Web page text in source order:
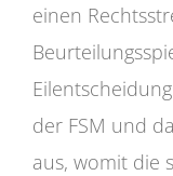
einen
der FSM und
aus, womit die